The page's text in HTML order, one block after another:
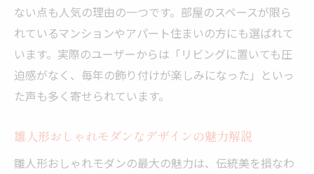
ない点も人気の理由の一つです。部屋のスペースが限ら
れているマンションやアパート住まいの方にも選ばれて
います。実際のユーザーからは「リビングに置いても圧
迫感がなく、毎年の飾り付けが楽しみになった」といっ
た声も多く寄せられています。
雛人形おしゃれモダンなデザインの魅力解説
雛人形おしゃれモダンの最大の魅力は、伝統美を損なわ